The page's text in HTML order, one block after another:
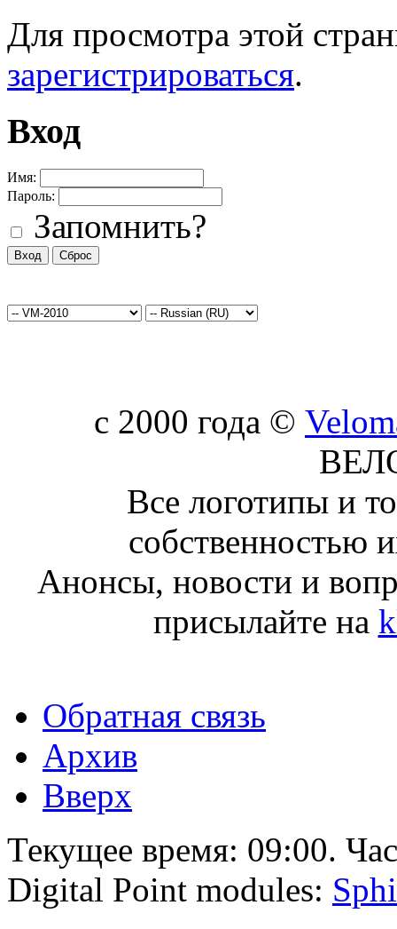
Для просмотра этой
зарегистрироваться.
Вход
Имя:
Пароль:
Запомнить?
c 2000 года ©
Все логотипы и
собственностью
Анонсы, новости и
присылайте на
Обратная связь
Архив
Вверх
Текущее время: 09:00.
Digital Point modules: